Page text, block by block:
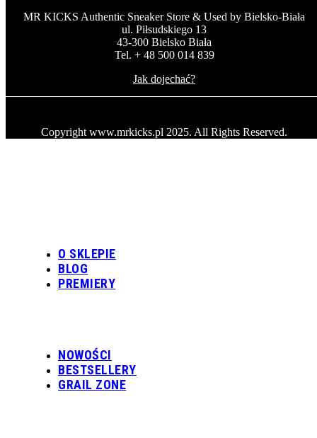
MR KICKS Authentic Sneaker Store & Used by Bielsko-Biała
ul. Piłsudskiego 13
43-300 Bielsko Biała
Tel. + 48 500 014 839
Jak dojechać?
Copyright www.mrkicks.pl 2025. All Rights Reserved.
O SKLEPIE
BLOG
PREMIERY
NOWOŚCI
BESTSELLERY
GRAIL ZONE